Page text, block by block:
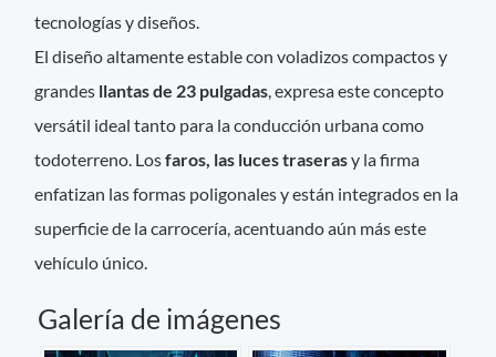
tecnologías y diseños.
El diseño altamente estable con voladizos compactos y
grandes llantas de 23 pulgadas , expresa este concepto
versátil ideal tanto para la conducción urbana como
todoterreno. Losfaros, las luces traserasy la firma
enfatizan las formas poligonales y están integrados en la
superficie de la carrocería, acentuando aún más este
vehículo único.
Galería de imágenes